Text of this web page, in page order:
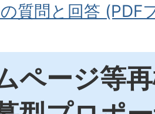
質問と回答 (PDF
ページ等